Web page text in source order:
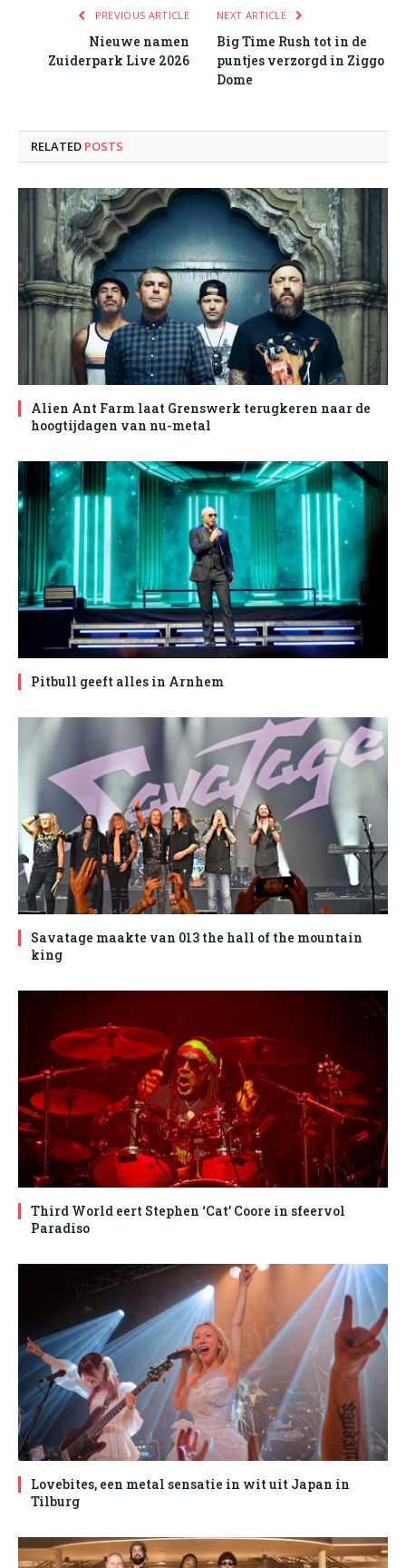
PREVIOUS ARTICLE
Nieuwe namen
Zuiderpark Live 2026
NEXT ARTICLE
Big Time Rush tot in de
puntjes verzorgd in Ziggo
Dome
RELATED POSTS
Alien Ant Farm laat Grenswerk terugkeren naar de
hoogtijdagen van nu-metal
Pitbull geeft alles in Arnhem
Savatage maakte van 013 the hall of the mountain
king
Third World eert Stephen ‘Cat’ Coore in sfeervol
Paradiso
Lovebites, een metal sensatie in wit uit Japan in
Tilburg